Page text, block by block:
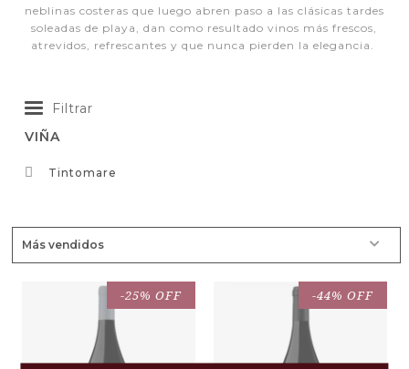
neblinas costeras que luego abren paso a las clásicas tardes
soleadas de playa, dan como resultado vinos más frescos,
atrevidos, refrescantes y que nunca pierden la elegancia.
Filtrar
VIÑA
Tintomare
-25% OFF -44% OFF